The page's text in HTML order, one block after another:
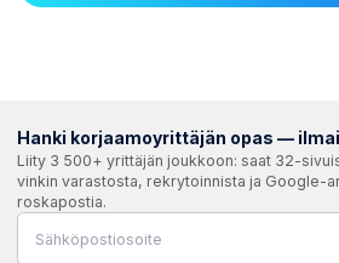
Hanki korjaamoyrittäjän opas —
Liity 3 500+ yrittäjän joukkoon: saat 32-
vinkin varastosta, rekrytoinnista ja Google-
roskapostia.